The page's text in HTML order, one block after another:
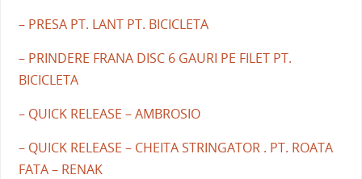
– PRESA PT. LANT PT. BICICLETA
– PRINDERE FRANA DISC 6 GAURI PE FILET PT.
BICICLETA
– QUICK RELEASE – AMBROSIO
– QUICK RELEASE – CHEITA STRINGATOR . PT. ROATA
FATA – RENAK